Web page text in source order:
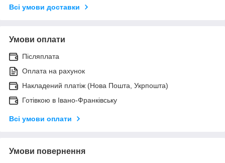
Всі умови доставки
Умови оплати
Післяплата
Оплата на рахунок
Накладений платіж (Нова Пошта, Укрпошта)
Готівкою в Івано-Франківську
Всі умови оплати
Умови повернення